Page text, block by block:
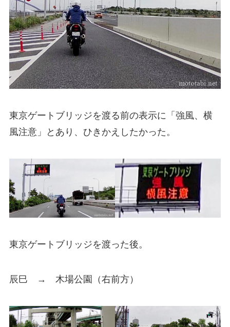
東京ゲートブリッジを渡る前の表示に「強風、横
風注意」とあり、ひきかえしたかった。
東京ゲートブリッジを渡った後。
辰巳 → 木場公園（右前方）